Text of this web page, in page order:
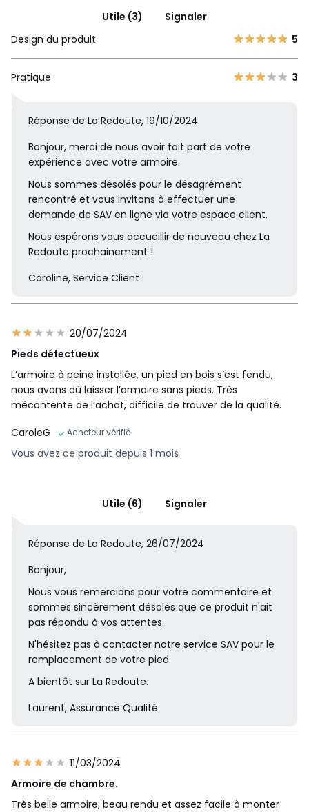
Utile (3)
Signaler
Design du produit
5
Pratique 3
Réponse de La Redoute, 19/10/2024
Bonjour, merci de nous avoir fait part de votre
expérience avec votre armoire.
Nous sommes désolés pour le désagrément
rencontré et vous invitons à effectuer une
demande de SAV en ligne via votre espace client.
Nous espérons vous accueillir de nouveau chez La
Redoute prochainement !
Caroline, Service Client
20/07/2024
Pieds défectueux
L’armoire à peine installée, un pied en bois s’est fendu,
nous avons dû laisser l’armoire sans pieds. Très
mécontente de l’achat, difficile de trouver de la qualité.
CaroleG
Acheteur vérifié
Vous avez ce produit depuis 1 mois
Utile (6) Signaler
Réponse de La Redoute, 26/07/2024
Bonjour,
Nous vous remercions pour votre commentaire et
sommes sincèrement désolés que ce produit n'ait
pas répondu à vos attentes.
N'hésitez pas à contacter notre service SAV pour le
remplacement de votre pied.
A bientôt sur La Redoute.
Laurent, Assurance Qualité
11/03/2024
Armoire de chambre.
Très belle armoire, beau rendu et assez facile à monter